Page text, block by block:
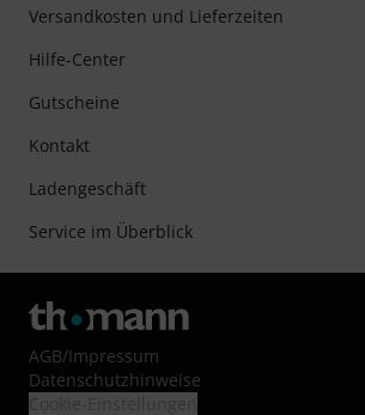
Versandkosten und Lieferzeiten
Hilfe-Center
Gutscheine
Kontakt
Ladengeschäft
Service im Überblick
AGB/Impressum
Datenschutzhinweise